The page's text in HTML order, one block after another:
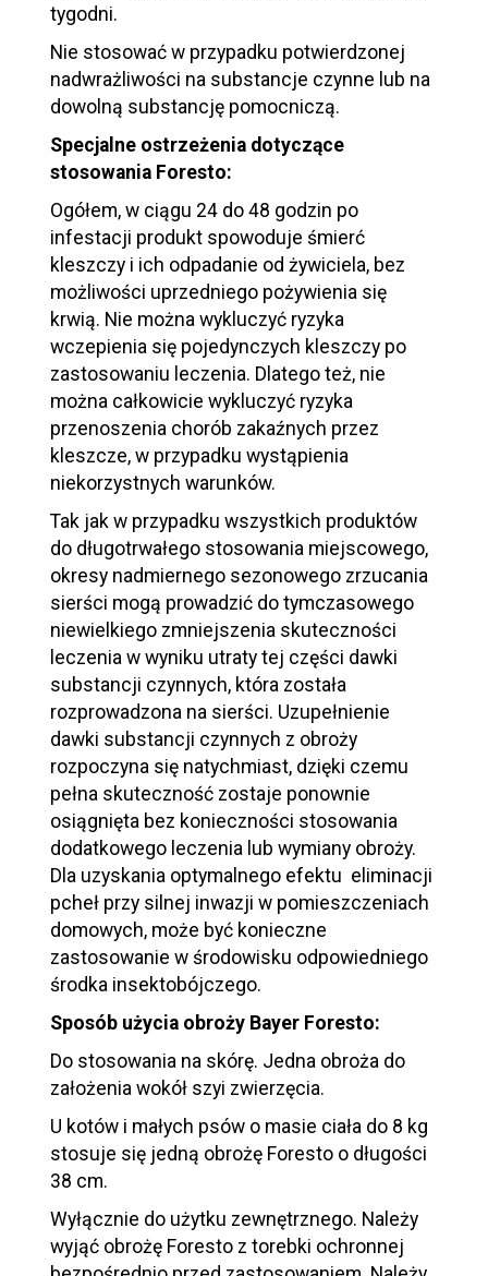
tygodni.
Nie stosować w przypadku potwierdzonej
nadwrażliwości na substancje czynne lub na
dowolną substancję pomocniczą.
Specjalne ostrzeżenia dotyczące
stosowania Foresto:
Ogółem, w ciągu 24 do 48 godzin po
infestacji produkt spowoduje śmierć
kleszczy i ich odpadanie od żywiciela, bez
możliwości uprzedniego pożywienia się
krwią. Nie można wykluczyć ryzyka
wczepienia się pojedynczych kleszczy po
zastosowaniu leczenia. Dlatego też, nie
można całkowicie wykluczyć ryzyka
przenoszenia chorób zakaźnych przez
kleszcze, w przypadku wystąpienia
niekorzystnych warunków.
Tak jak w przypadku wszystkich produktów
do długotrwałego stosowania miejscowego,
okresy nadmiernego sezonowego zrzucania
sierści mogą prowadzić do tymczasowego
niewielkiego zmniejszenia skuteczności
leczenia w wyniku utraty tej części dawki
substancji czynnych, która została
rozprowadzona na sierści. Uzupełnienie
dawki substancji czynnych z obroży
rozpoczyna się natychmiast, dzięki czemu
pełna skuteczność zostaje ponownie
osiągnięta bez konieczności stosowania
dodatkowego leczenia lub wymiany obroży.
Dla uzyskania optymalnego efektu eliminacji
pcheł przy silnej inwazji w pomieszczeniach
domowych, może być konieczne
zastosowanie w środowisku odpowiedniego
środka insektobójczego.
Sposób użycia obroży Bayer Foresto:
Do stosowania na skórę. Jedna obroża do
założenia wokół szyi zwierzęcia.
U kotów i małych psów o masie ciała do 8 kg
stosuje się jedną obrożę Foresto o długości
38 cm.
Wyłącznie do użytku zewnętrznego. Należy
wyjąć obrożę Foresto z torebki ochronnej